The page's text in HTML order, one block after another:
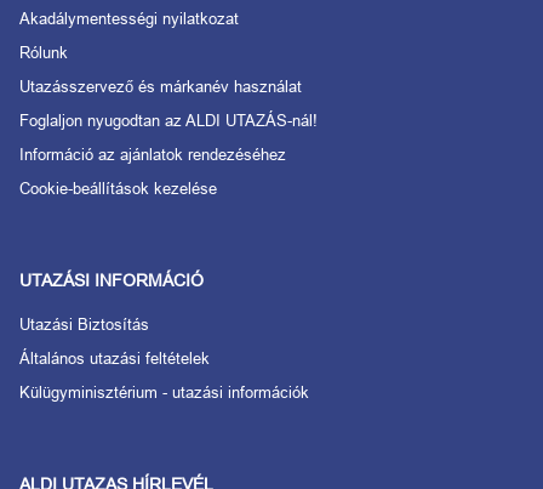
Akadálymentességi nyilatkozat
Rólunk
Utazásszervező és márkanév használat
Foglaljon nyugodtan az ALDI UTAZÁS-nál!
Információ az ajánlatok rendezéséhez
Cookie-beállítások kezelése
UTAZÁSI INFORMÁCIÓ
Utazási Biztosítás
Általános utazási feltételek
Külügyminisztérium - utazási információk
ALDI UTAZAS HÍRLEVÉL